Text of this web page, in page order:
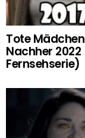
Tote
Nachher
Fernsehserie)